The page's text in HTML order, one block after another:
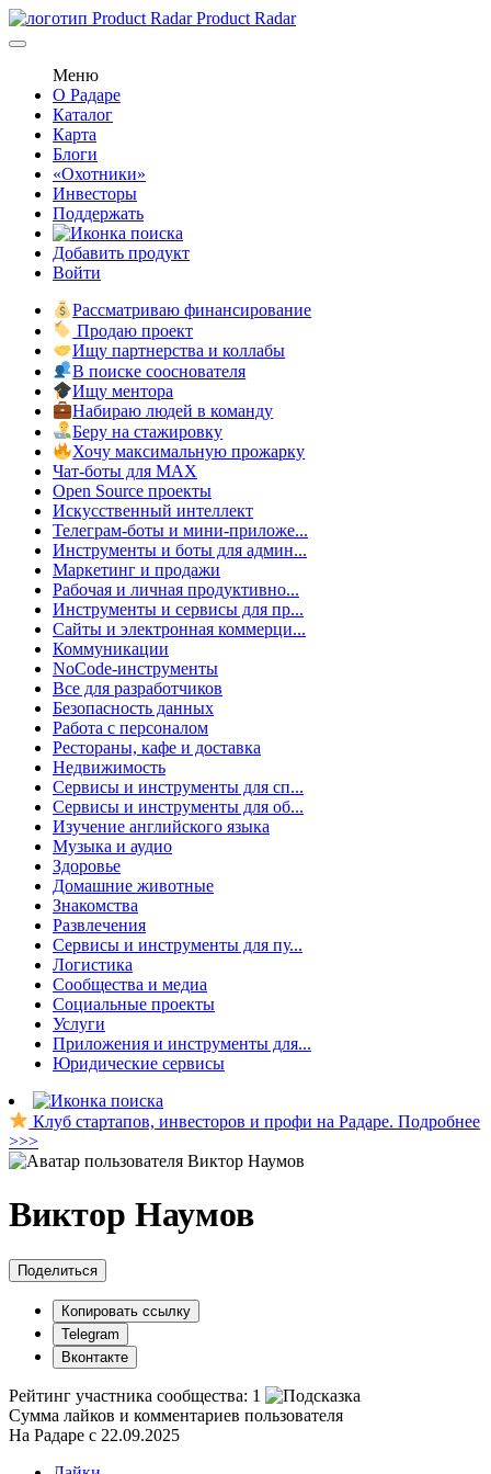
Product Radar
Меню
О Радаре
Каталог
Карта
Блоги
«Охотники»
Инвесторы
Поддержать
Добавить продукт
Войти
Рассматриваю финансирование
Продаю проект
Ищу партнерства и коллабы
В поиске сооснователя
Ищу ментора
Набираю людей в команду
Беру на стажировку
Хочу максимальную прожарку
Чат-боты для MAX
Open Source проекты
Искусственный интеллект
Телеграм-боты и мини-приложе...
Инструменты и боты для админ...
Маркетинг и продажи
Рабочая и личная продуктивно...
Инструменты и сервисы для пр...
Сайты и электронная коммерци...
Коммуникации
NoCode-инструменты
Все для разработчиков
Безопасность данных
Работа с персоналом
Рестораны, кафе и доставка
Недвижимость
Сервисы и инструменты для сп...
Сервисы и инструменты для об...
Изучение английского языка
Музыка и аудио
Здоровье
Домашние животные
Знакомства
Развлечения
Сервисы и инструменты для пу...
Логистика
Сообщества и медиа
Социальные проекты
Услуги
Приложения и инструменты для...
Юридические сервисы
Клуб стартапов, инвесторов и профи на Радаре. Подробнее
>>>
Виктор Наумов
Поделиться
Копировать ссылку
Telegram
Вконтакте
Рейтинг участника сообщества: 1
Сумма лайков и комментариев пользователя
На Радаре с 22.09.2025